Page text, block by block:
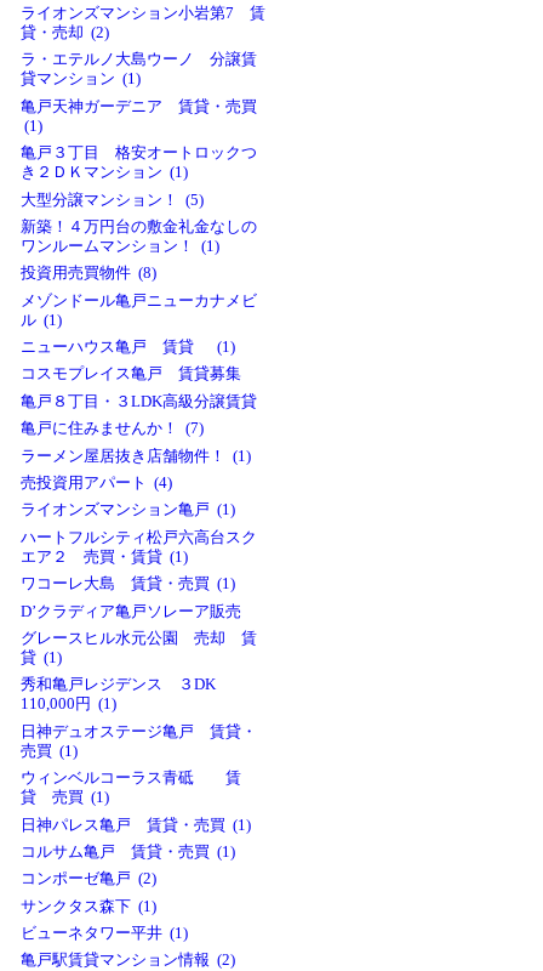
ライオンズマンション小岩第7 賃
貸・売却 (2)
ラ・エテルノ大島ウーノ 分譲賃
貸マンション (1)
亀戸天神ガーデニア 賃貸・売買
(1)
亀戸３丁目 格安オートロックつ
き２ＤＫマンション (1)
大型分譲マンション！ (5)
新築！４万円台の敷金礼金なしの
ワンルームマンション！ (1)
投資用売買物件 (8)
メゾンドール亀戸ニューカナメビ
ル (1)
ニューハウス亀戸 賃貸 (1)
コスモプレイス亀戸 賃貸募集
亀戸８丁目・３LDK高級分譲賃貸
亀戸に住みませんか！ (7)
ラーメン屋居抜き店舗物件！ (1)
売投資用アパート (4)
ライオンズマンション亀戸 (1)
ハートフルシティ松戸六高台スク
エア２ 売買・賃貸 (1)
ワコーレ大島 賃貸・売買 (1)
D’クラディア亀戸ソレーア販売
グレースヒル水元公園 売却 賃
貸 (1)
秀和亀戸レジデンス ３DK
110,000円 (1)
日神デュオステージ亀戸 賃貸・
売買 (1)
ウィンベルコーラス青砥 賃
貸 売買 (1)
日神パレス亀戸 賃貸・売買 (1)
コルサム亀戸 賃貸・売買 (1)
コンポーゼ亀戸 (2)
サンクタス森下 (1)
ビューネタワー平井 (1)
亀戸駅賃貸マンション情報 (2)